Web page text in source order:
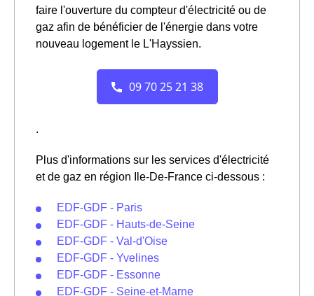
faire l'ouverture du compteur d'électricité ou de
gaz afin de bénéficier de l'énergie dans votre
nouveau logement le L'Hayssien.
.
Plus d'informations sur les services d'électricité
et de gaz en région Ile-De-France ci-dessous :
EDF-GDF - Paris
EDF-GDF - Hauts-de-Seine
EDF-GDF - Val-d'Oise
EDF-GDF - Yvelines
EDF-GDF - Essonne
EDF-GDF - Seine-et-Marne